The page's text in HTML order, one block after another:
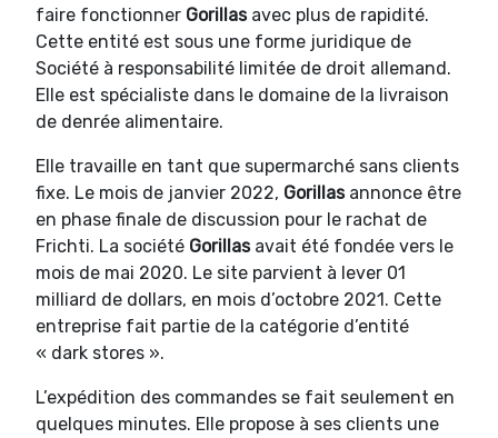
faire fonctionner Gorillasavec plus de rapidité.
Cette entité est sous une forme juridique de
Société à responsabilité limitée de droit allemand.
Elle est spécialiste dans le domaine de la livraison
de denrée alimentaire.
Elle travaille en tant que supermarché sans clients
fixe. Le mois de janvier 2022, Gorillasannonce être
en phase finale de discussion pour le rachat de
Frichti. La société Gorillasavait été fondée vers le
mois de mai 2020. Le site parvient à lever 01
milliard de dollars, en mois d’octobre 2021. Cette
entreprise fait partie de la catégorie d’entité
« dark stores ».
L’expédition des commandes se fait seulement en
quelques minutes. Elle propose à ses clients une